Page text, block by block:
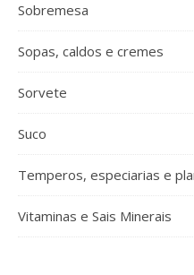
Sobremesa
Sopas, caldos e cremes
Sorvete
Suco
Temperos, especiarias e
Vitaminas e Sais Minerais